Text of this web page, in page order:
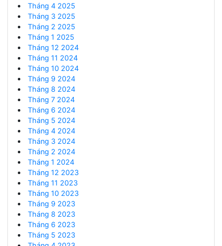
Tháng 4 2025
Tháng 3 2025
Tháng 2 2025
Tháng 1 2025
Tháng 12 2024
Tháng 11 2024
Tháng 10 2024
Tháng 9 2024
Tháng 8 2024
Tháng 7 2024
Tháng 6 2024
Tháng 5 2024
Tháng 4 2024
Tháng 3 2024
Tháng 2 2024
Tháng 1 2024
Tháng 12 2023
Tháng 11 2023
Tháng 10 2023
Tháng 9 2023
Tháng 8 2023
Tháng 6 2023
Tháng 5 2023